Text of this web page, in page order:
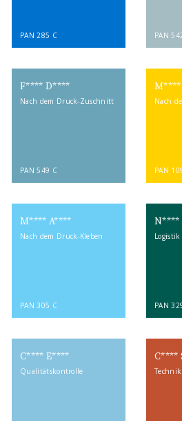
PAN 285 C PAN
F**** D****
Nach dem Druck-Zuschnitt
PAN 549 C
Nach
PAN
M**** A****
Nach dem Druck-Kleben
PAN 305 C
N****
Logistik
PAN
C**** E****
Qualitätskontrolle
C****
Technik